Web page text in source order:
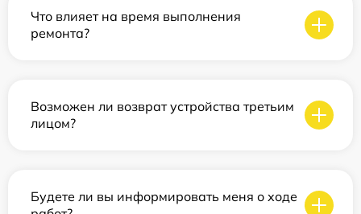
Что влияет на время выполнения
ремонта?
Возможен ли возврат устройства третьим
лицом?
Будете ли вы информировать меня о ходе